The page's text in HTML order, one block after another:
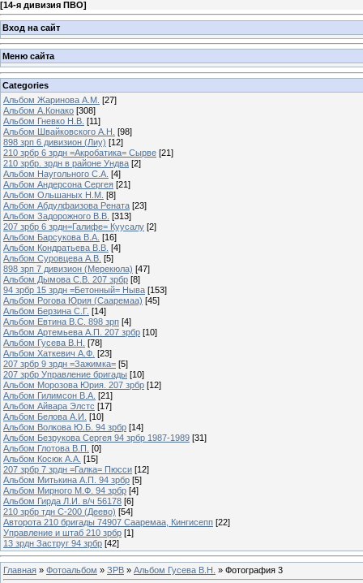
[14-я дивизия ПВО]
Вход на сайт
Меню сайта
Categories
Альбом Жаринова А.М. [27]
Альбом А.Конако [308]
Альбом Гневко Н.В. [11]
Альбом Швайковского А.Н. [98]
898 зрп 6 дивизион (Лиу) [12]
210 зрбр 6 зрдн =Акробатика= Сырве [21]
210 зрбр. зрдн в районе Ундва [2]
Альбом Наугольного С.А. [4]
Альбом Андерсона Сергея [21]
Альбом Ольшаных Н.М. [8]
Альбом Абдулфаизова Рената [23]
Альбом Задорожного В.В. [313]
207 зрбр 6 зрдн=Галифе= Куусалу [2]
Альбом Барсукова В.А. [16]
Альбом Кондратьева В.В. [4]
Альбом Суровцева А.В. [5]
898 зрп 7 дивизион (Мерекюла) [47]
Альбом Дымова С.В. 207 зрбр [8]
94 зрбр 15 зрдн =Бетонный= Ныва [153]
Альбом Рогова Юрия (Сааремаа) [45]
Альбом Берзина С.Г. [14]
Альбом Евтина В.С. 898 зрп [4]
Альбом Артемьева А.П. 207 зрбр [10]
Альбом Гусева В.Н. [78]
Альбом Хаткевич А.Ф. [23]
207 зрбр 9 зрдн =Зажимка= [5]
207 зрбр Управление бригады [10]
Альбом Морозова Юрия. 207 зрбр [12]
Альбом Гилимсон В.А. [21]
Альбом Айвара Элстс [17]
Альбом Белова А.И. [10]
Альбом Волкова Ю.Б. 94 зрбр [14]
Альбом Безрукова Сергея 94 зрбр 1987-1989 [31]
Альбом Глотова В.П. [0]
Альбом Косюк А.А. [15]
207 зрбр 7 зрдн =Галка= Пюсси [12]
Альбом Митькина А.П. 94 зрбр [5]
Альбом Мирного М.Ф. 94 зрбр [4]
Альбом Гирда Л.И. в/ч 56178 [6]
210 зрбр тдн С-200 (Деево) [54]
Авторота 210 бригады 74907 Сааремаа, Кингисепп [22]
Управление и штаб 210 зрбр [1]
13 зрдн Заструг 94 зрбр [42]
Главная » Фотоальбом » ЗРВ » Альбом Гусева В.Н. » Фотография 3